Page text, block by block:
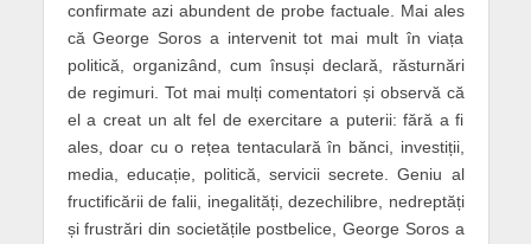
confirmate azi abundent de probe factuale. Mai ales
că George Soros a intervenit tot mai mult în viața
politică, organizând, cum însuși declară, răsturnări
de regimuri. Tot mai mulți comentatori și observă că
el a creat un alt fel de exercitare a puterii: fără a fi
ales, doar cu o rețea tentaculară în bănci, investiții,
media, educație, politică, servicii secrete. Geniu al
fructificării de falii, inegalități, dezechilibre, nedreptăți
și frustrări din societățile postbelice, George Soros a